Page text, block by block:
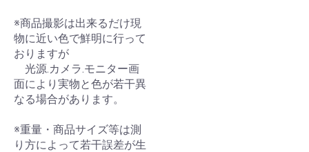
※商品撮影は出来るだけ現
物に近い色で鮮明に行って
おりますが
光源.カメラ.モニター画
面により実物と色が若干異
なる場合があります。
※重量・商品サイズ等は測
り方によって若干誤差が生